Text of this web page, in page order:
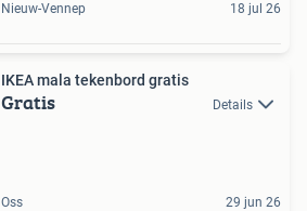
Nieuw-Vennep 18 jul 26
IKEA mala tekenbord gratis
Gratis Details
Oss 29 jun 26